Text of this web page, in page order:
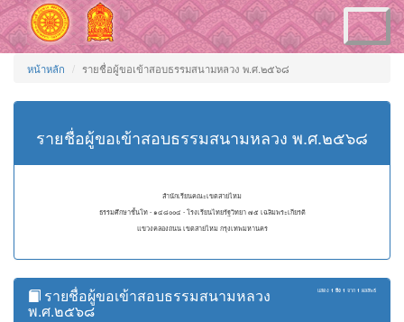
Toggle
navigation
หน้าหลัก รายชื่อผู้ขอเข้าสอบธรรมสนามหลวง พ.ศ.๒๕๖๘
รายชื่อผู้ขอเข้าสอบธรรมสนามหลวง พ.ศ.๒๕๖๘
สำนักเรียนคณะเขตสายไหม
ธรรมศึกษาชั้นโท - ๑๔๘๐๐๔ - โรงเรียนไทยรัฐวิทยา ๗๕ เฉลิมพระเกียรติ
แขวงคลองถนน เขตสายไหม กรุงเทพมหานคร
แสดง 1 ถึง 1 จาก 1 ผลลัพธ์
รายชื่อผู้ขอเข้าสอบธรรมสนามหลวง
พ.ศ.๒๕๖๘